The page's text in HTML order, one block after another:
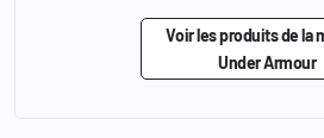
Voir les produits de la
Under Armour